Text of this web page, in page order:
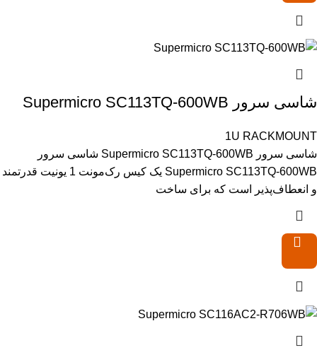
شاسی سرور Supermicro SC113TQ-600WB
1U RACKMOUNT
شاسی سرور Supermicro SC113TQ-600WB شاسی سرور
Supermicro SC113TQ-600WB یک کیس رک‌مونت 1 یونیت قدرتمند
و انعطاف‌پذیر است که برای ساخت